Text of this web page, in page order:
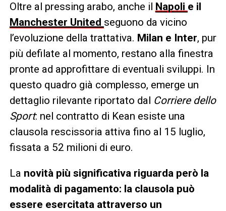
Oltre al pressing arabo, anche il Napoli e il
Manchester United seguono da vicino
l’evoluzione della trattativa. Milan e Inter, pur
più defilate al momento, restano alla finestra
pronte ad approfittare di eventuali sviluppi. In
questo quadro già complesso, emerge un
dettaglio rilevante riportato dal Corriere dello
Sport: nel contratto di Kean esiste una
clausola rescissoria attiva fino al 15 luglio,
fissata a 52 milioni di euro.
La novità più significativa riguarda però la
modalità di pagamento: la clausola può
essere esercitata attraverso un